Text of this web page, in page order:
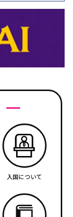
入国について